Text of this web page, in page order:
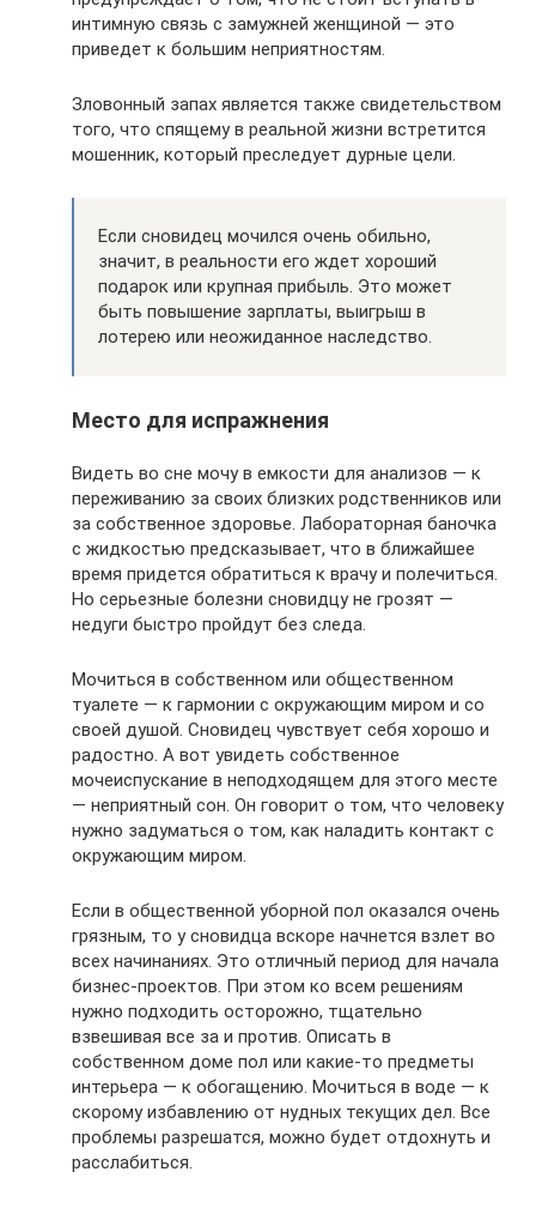
интимную связь с замужней женщиной — это
приведет к большим неприятностям.
Зловонный запах является также свидетельством
того, что спящему в реальной жизни встретится
мошенник, который преследует дурные цели.
Если сновидец мочился очень обильно,
значит, в реальности его ждет хороший
подарок или крупная прибыль. Это может
быть повышение зарплаты, выигрыш в
лотерею или неожиданное наследство.
Место для испражнения
Видеть во сне мочу в емкости для анализов — к
переживанию за своих близких родственников или
за собственное здоровье. Лабораторная баночка
с жидкостью предсказывает, что в ближайшее
время придется обратиться к врачу и полечиться.
Но серьезные болезни сновидцу не грозят —
недуги быстро пройдут без следа.
Мочиться в собственном или общественном
туалете — к гармонии с окружающим миром и со
своей душой. Сновидец чувствует себя хорошо и
радостно. А вот увидеть собственное
мочеиспускание в неподходящем для этого месте
— неприятный сон. Он говорит о том, что человеку
нужно задуматься о том, как наладить контакт с
окружающим миром.
Если в общественной уборной пол оказался очень
грязным, то у сновидца вскоре начнется взлет во
всех начинаниях. Это отличный период для начала
бизнес-проектов. При этом ко всем решениям
нужно подходить осторожно, тщательно
взвешивая все за и против. Описать в
собственном доме пол или какие-то предметы
интерьера — к обогащению. Мочиться в воде — к
скорому избавлению от нудных текущих дел. Все
проблемы разрешатся, можно будет отдохнуть и
расслабиться.